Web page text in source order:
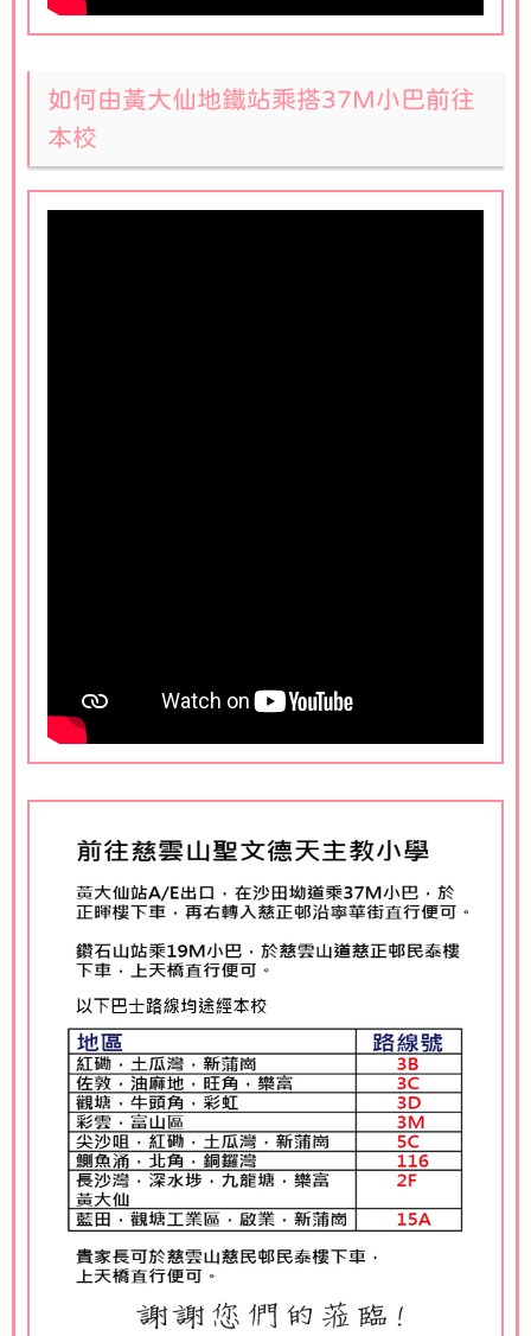
如何由黃大仙地鐵站乘搭37M小巴前往
本校